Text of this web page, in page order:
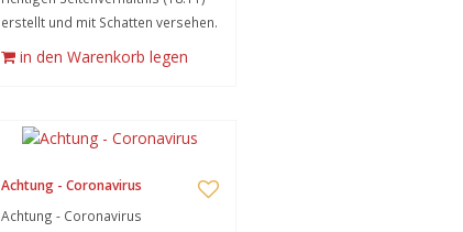
erstellt und mit Schatten versehen.
in den Warenkorb legen
Achtung - Coronavirus
Achtung - Coronavirus